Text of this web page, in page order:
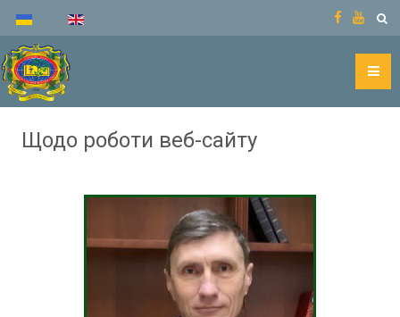
Щодо роботи веб-сайту